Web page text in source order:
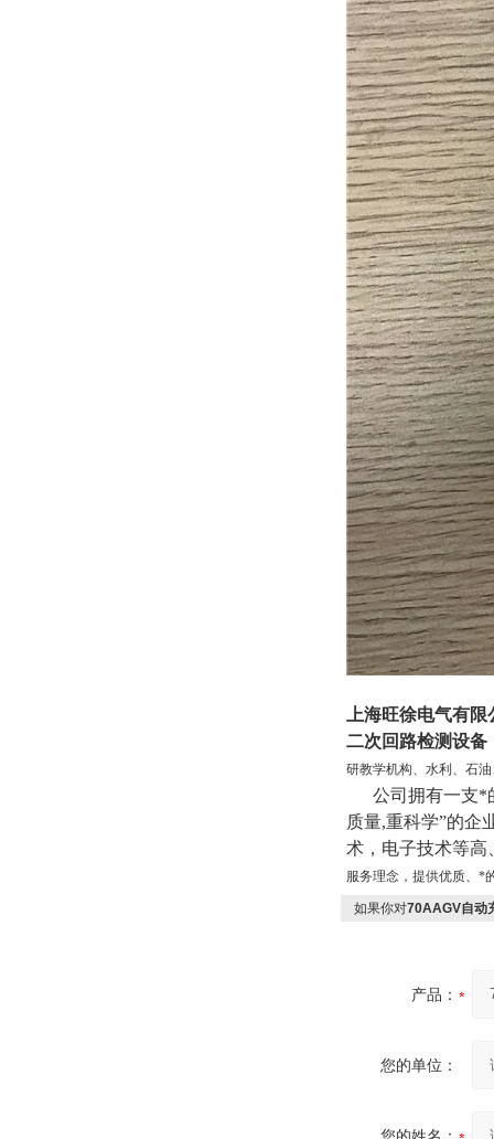
上海旺徐电气有限
二次回路检测设备
研教学机构、水利、石
公司拥有一支*
质量,重科学”的企
术，电子技术等高
服务理念，提供优质、*
如果你对70AAGV自动
产品：
您的单位：